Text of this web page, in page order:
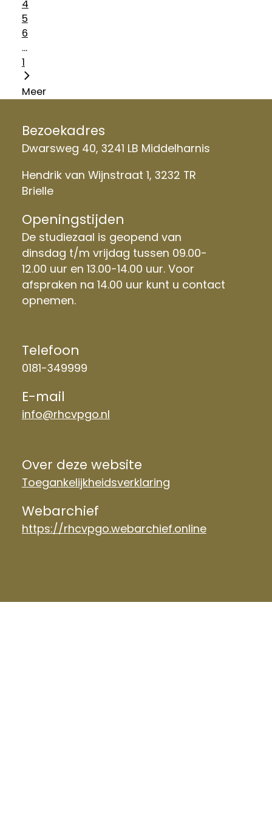
4
5
6
...
1
Meer
Bezoekadres
Dwarsweg 40, 3241 LB Middelharnis
Hendrik van Wijnstraat 1, 3232 TR
Brielle
Openingstijden
De studiezaal is geopend van
dinsdag t/m vrijdag tussen 09.00-
12.00 uur en 13.00-14.00 uur. Voor
afspraken na 14.00 uur kunt u contact
opnemen.
Telefoon
0181-349999
E-mail
info@rhcvpgo.nl
Over deze website
Toegankelijkheidsverklaring
Webarchief
https://rhcvpgo.webarchief.online